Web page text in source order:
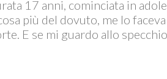
17 anni, cominciata in
più del dovuto, me lo
E se mi guardo allo